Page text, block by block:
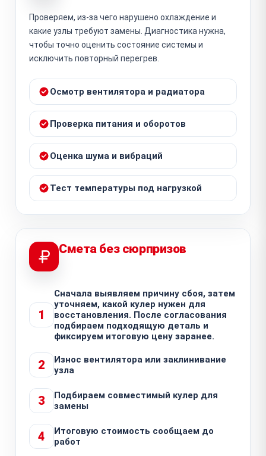
Проверяем, из-за чего нарушено охлаждение и
какие узлы требуют замены. Диагностика нужна,
чтобы точно оценить состояние системы и
исключить повторный перегрев.
Осмотр вентилятора и радиатора
Проверка питания и оборотов
Оценка шума и вибраций
Тест температуры под нагрузкой
Смета без сюрпризов
1
Сначала выявляем причину сбоя, затем
уточняем, какой кулер нужен для
восстановления. После согласования
подбираем подходящую деталь и
фиксируем итоговую цену заранее.
2
Износ вентилятора или заклинивание
узла
3
Подбираем совместимый кулер для
замены
4
Итоговую стоимость сообщаем до
работ